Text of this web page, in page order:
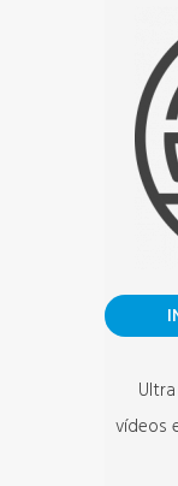
vídeos